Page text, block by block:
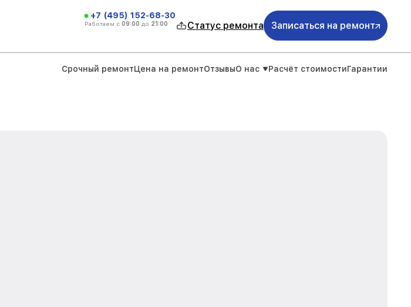
+7 (495) 152-68-30
Работаем с 09:00 до 21:00 Статус ремонта Записаться на ремонт
Срочный ремонтЦена на ремонтОтзывыО нас Расчёт стоимостиГарантии